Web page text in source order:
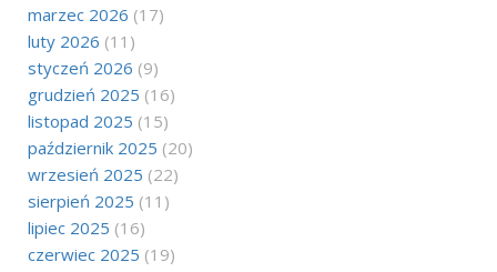
marzec 2026 (17)
luty 2026 (11)
styczeń 2026 (9)
grudzień 2025 (16)
listopad 2025 (15)
październik 2025 (20)
wrzesień 2025 (22)
sierpień 2025 (11)
lipiec 2025 (16)
czerwiec 2025 (19)